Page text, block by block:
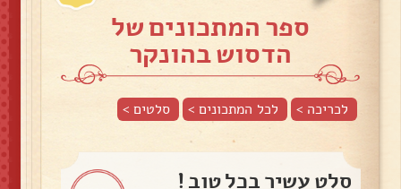
ספר המתכונים של
הדסוש בהונקר
לכריכה > לכל המתכונים > סלטים>
סלט עשיר בכל טוב !